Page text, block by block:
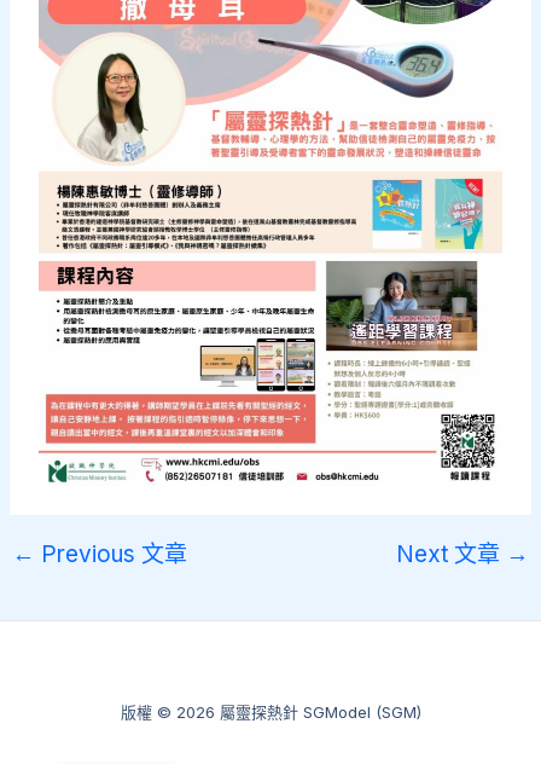
← Previous 文章 Next 文章 →
版權 © 2026 屬靈探熱針 SGModel (SGM)